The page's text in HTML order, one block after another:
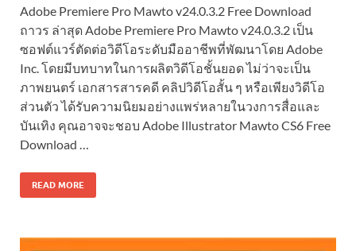
Adobe Premiere Pro Mawto v24.0.3.2 Free Download
ถาวร ล่าสุด Adobe Premiere Pro Mawto v24.0.3.2 เป็น
ซอฟต์แวร์ตัดต่อวิดีโอระดับมืออาชีพที่พัฒนาโดย Adobe
Inc. โดยมีบทบาทในการผลิตวิดีโอชั้นยอด ไม่ว่าจะเป็น
ภาพยนตร์ เอกสารสารคดี คลิปวิดีโอสั้น ๆ หรือเพียงวิดีโอ
ส่วนตัว ได้รับความนิยมอย่างแพร่หลายในวงการสื่อและ
บันเทิง คุณอาจจะชอบ Adobe Illustrator Mawto CS6 Free
Download …
READ MORE